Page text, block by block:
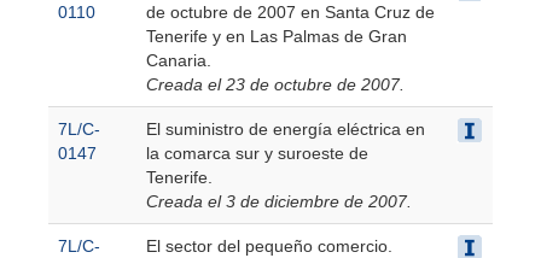
0110
de octubre de 2007 en Santa Cruz de
Tenerife y en Las Palmas de Gran
Canaria.
Creada el 23 de octubre de 2007.
7L/C-
0147
El suministro de energía eléctrica en
la comarca sur y suroeste de
Tenerife.
Creada el 3 de diciembre de 2007.
7L/C-
El sector del pequeño comercio.